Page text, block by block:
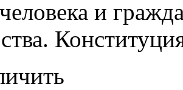
и